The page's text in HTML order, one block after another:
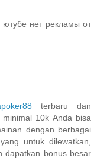
нет рекламы от
terbaru dan
10k Anda bisa
dengan berbagai
untuk dilewatkan,
dapatkan bonus besar